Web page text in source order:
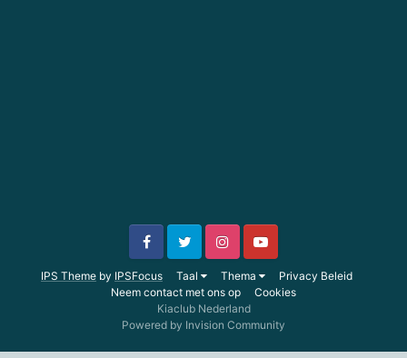
IPS Theme by IPSFocus Taal Thema
Privacy Beleid
Neem contact met ons op
Cookies
Kiaclub Nederland
Powered by Invision Community